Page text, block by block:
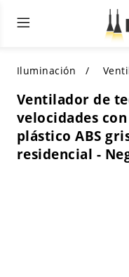
Muebles
TODOS LOS
SELECCIONES
COMPRAR POR
Comprar por
COMPRAR POR
Shop by Colors
TODA LA
COMPRAR POR
COMPRAR POR
Iluminación
Ventilador de
velocidades
plástico ABS
residencial -